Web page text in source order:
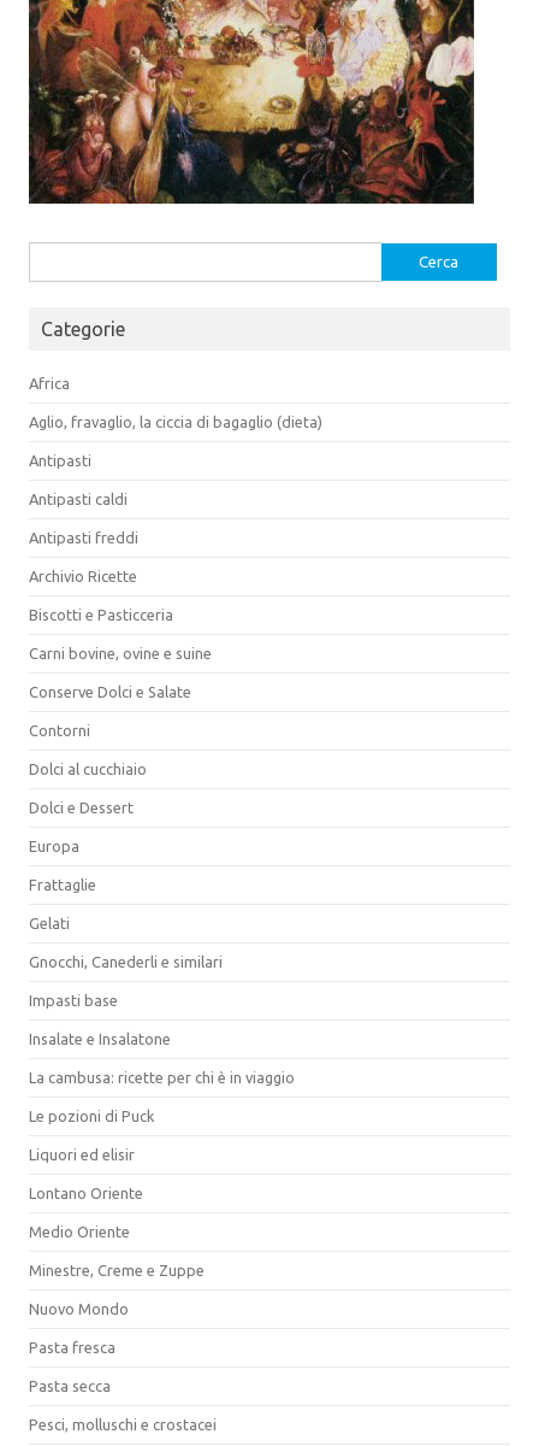
per:
Categorie
Africa
Aglio, fravaglio, la ciccia di bagaglio (dieta)
Antipasti
Antipasti caldi
Antipasti freddi
Archivio Ricette
Biscotti e Pasticceria
Carni bovine, ovine e suine
Conserve Dolci e Salate
Contorni
Dolci al cucchiaio
Dolci e Dessert
Europa
Frattaglie
Gelati
Gnocchi, Canederli e similari
Impasti base
Insalate e Insalatone
La cambusa: ricette per chi è in viaggio
Le pozioni di Puck
Liquori ed elisir
Lontano Oriente
Medio Oriente
Minestre, Creme e Zuppe
Nuovo Mondo
Pasta fresca
Pasta secca
Pesci, molluschi e crostacei